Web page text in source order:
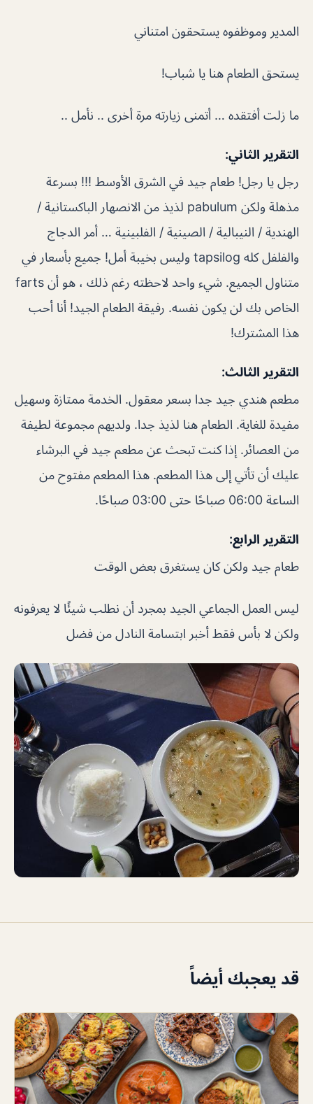
المدير وموظفوه يستحقون امتناني
يستحق الطعام هنا يا شباب!
ما زلت أفتقده … أتمنى زيارته مرة أخرى .. نأمل ..
التقرير الثاني:
رجل يا رجل! طعام جيد في الشرق الأوسط !!! بسرعة
مذهلة ولكن pabulum لذيذ من الانصهار الباكستانية /
الهندية / النيبالية / الصينية / الفلبينية … أمر الدجاج
والفلفل كله tapsilog وليس بخيبة أمل! جميع بأسعار في
متناول الجميع. شيء واحد لاحظته رغم ذلك ، هو أن farts
الخاص بك لن يكون نفسه. رفيقة الطعام الجيد! أنا أحب
هذا المشترك!
التقرير الثالث:
مطعم هندي جيد جدا بسعر معقول. الخدمة ممتازة وسهيل
مفيدة للغاية. الطعام هنا لذيذ جدا. ولديهم مجموعة لطيفة
من العصائر. إذا كنت تبحث عن مطعم جيد في البرشاء
عليك أن تأتي إلى هذا المطعم. هذا المطعم مفتوح من
الساعة 06:00 صباحًا حتى 03:00 صباحًا.
التقرير الرابع:
طعام جيد ولكن كان يستغرق بعض الوقت
ليس العمل الجماعي الجيد بمجرد أن نطلب شيئًا لا يعرفونه
ولكن لا بأس فقط أخبر ابتسامة النادل من فضل
قد يعجبك أيضاً